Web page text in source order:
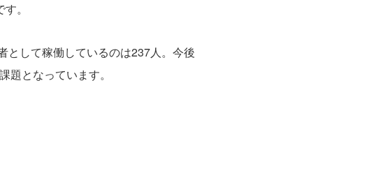
。
として稼働しているのは237人。今後
題となっています。